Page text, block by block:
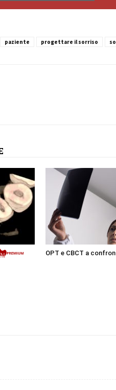
paziente progettare il sorriso
OPT e CBCT a